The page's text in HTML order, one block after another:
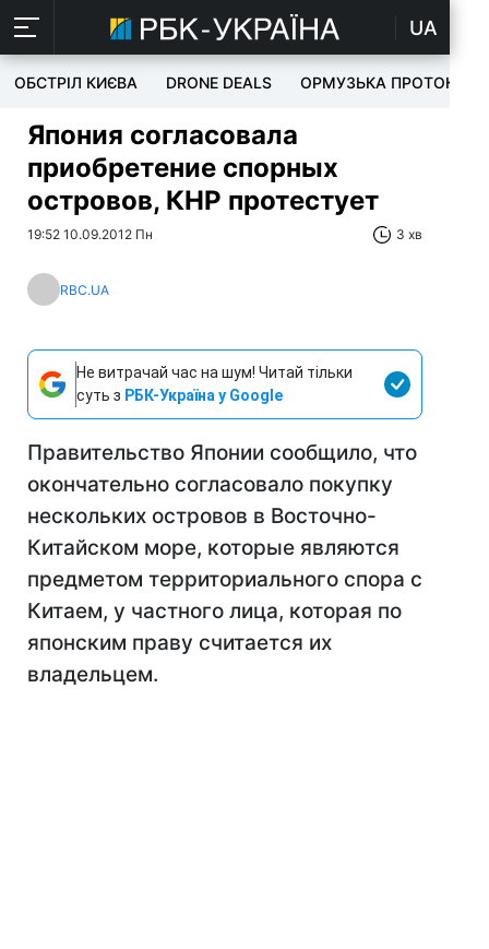
UA
ОБСТРІЛ КИЄВА DRONE DEALS ОРМУЗЬКА ПРОТОКА
Япония согласовала
приобретение спорных
островов, КНР протестует
19:52 10.09.2012 Пн 3 хв
RBC.UA
Не витрачай час на шум! Читай тільки
суть з РБК-Україна у Google
Правительство Японии сообщило, что
окончательно согласовало покупку
нескольких островов в Восточно-
Китайском море, которые являются
предметом территориального спора с
Китаем, у частного лица, которая по
японским праву считается их
владельцем.